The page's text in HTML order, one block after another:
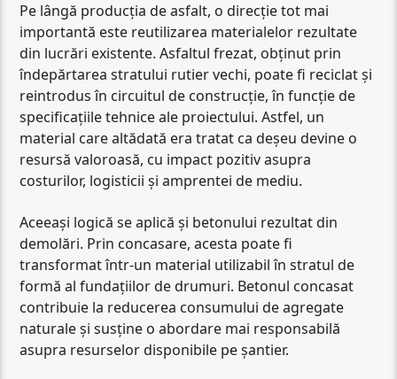
Pe lângă producția de asfalt, o direcție tot mai
importantă este reutilizarea materialelor rezultate
din lucrări existente. Asfaltul frezat, obținut prin
îndepărtarea stratului rutier vechi, poate fi reciclat și
reintrodus în circuitul de construcție, în funcție de
specificațiile tehnice ale proiectului. Astfel, un
material care altădată era tratat ca deșeu devine o
resursă valoroasă, cu impact pozitiv asupra
costurilor, logisticii și amprentei de mediu.
Aceeași logică se aplică și betonului rezultat din
demolări. Prin concasare, acesta poate fi
transformat într-un material utilizabil în stratul de
formă al fundațiilor de drumuri. Betonul concasat
contribuie la reducerea consumului de agregate
naturale și susține o abordare mai responsabilă
asupra resurselor disponibile pe șantier.